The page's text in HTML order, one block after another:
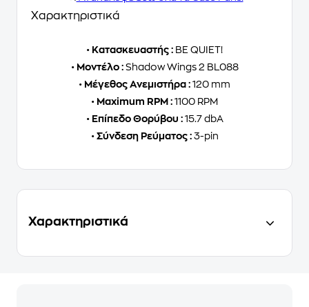
Χαρακτηριστικά
• Κατασκευαστής : BE QUIET!
•Μοντέλο :Shadow Wings 2 BL088
• Μέγεθος Ανεμιστήρα : 120 mm
• Maximum RPM : 1100 RPM
•Επίπεδο Θορύβου :15.7 dbA
•Σύνδεση Ρεύματος :3-pin
Χαρακτηριστικά